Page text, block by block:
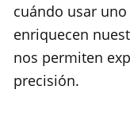
cuándo usar
enriquecen
nos permiten
precisión.